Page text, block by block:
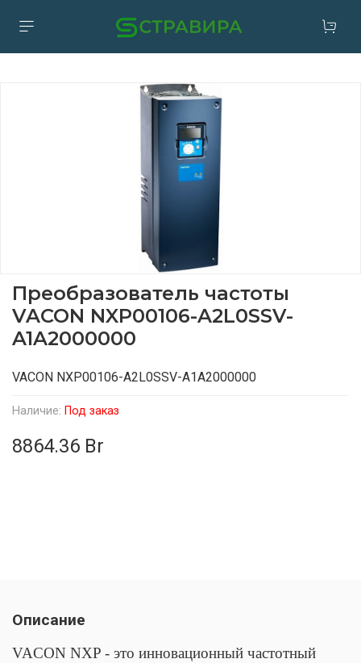
Наличие: Под заказ
Преобразователь частоты
VACON NXP00106-A2L0SSV-
A1A2000000
8864.36 Br
VACON NXP00106-A2L0SSV-A1A2000000
Описание
VACON NXP - это инновационный частотный